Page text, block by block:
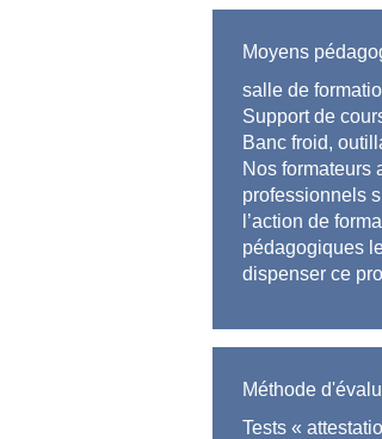
Moyens
salle de
Support de
Banc froid,
Nos formateurs
professionnels
l’action de
pédagogiques
dispenser ce
Méthode
Tests «